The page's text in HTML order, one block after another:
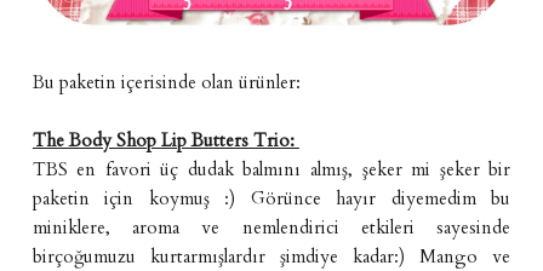
Bu paketin içerisinde olan ürünler:
The Body Shop Lip Butters Trio:
TBS en favori üç dudak balmını almış, şeker mi şeker bir
paketin için koymuş :) Görünce hayır diyemedim bu
miniklere, aroma ve nemlendirici etkileri sayesinde
birçoğumuzu kurtarmışlardır şimdiye kadar:) Mango ve